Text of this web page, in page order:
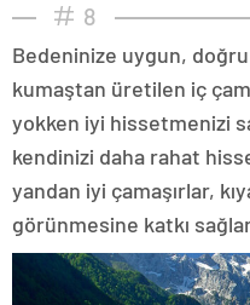
8
Bedeninize uygun, doğru
kumaştan üretilen iç
yokken iyi hissetmenizi
kendinizi daha rahat
yandan iyi çamaşırlar,
görünmesine katkı